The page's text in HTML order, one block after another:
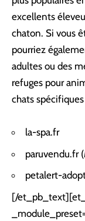
excellents
chaton. Si vous
pourriez
adultes ou des
refuges pour
chats spécifiques
la-spa.fr
paruvendu.fr
petalert-
[/